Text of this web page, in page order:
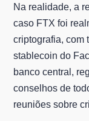
Na realidade, a
caso FTX foi
criptografia, com
stablecoin do
banco central,
conselhos de
reuniões sobre